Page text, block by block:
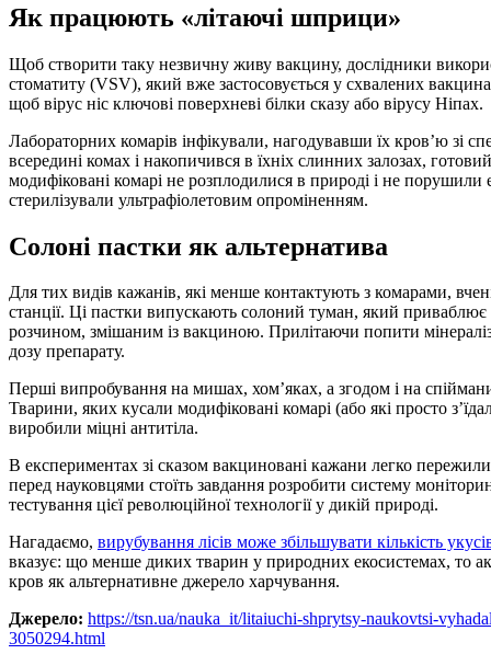
Як працюють «літаючі шприци»
Щоб створити таку незвичну живу вакцину, дослідники
стоматиту (VSV), який вже застосовується у схвалених
щоб вірус ніс ключові поверхневі білки сказу або вірусу Ніпах.
Лабораторних комарів інфікували, нагодувавши їх кров’ю зі
всередині комах і накопичився в їхніх слинних залозах,
модифіковані комарі не розплодилися в природі і не порушили
стерилізували ультрафіолетовим опроміненням.
Солоні пастки як альтернатива
Для тих видів кажанів, які менше контактують з комарами,
станції. Ці пастки випускають солоний туман, який приваблює
розчином, змішаним із вакциною. Прилітаючи попити
дозу препарату.
Перші випробування на мишах, хом’яках, а згодом і на
Тварини, яких кусали модифіковані комарі (або які просто
виробили міцні антитіла.
В експериментах зі сказом вакциновані кажани легко
перед науковцями стоїть завдання розробити систему
тестування цієї революційної технології у дикій природі.
Нагадаємо, вирубування лісів може збільшувати кількість
вказує: що менше диких тварин у природних екосистемах, то
кров як альтернативне джерело харчування.
Джерело: https://tsn.ua/nauka_it/litaiuchi-shprytsy-naukovtsi-
3050294.html